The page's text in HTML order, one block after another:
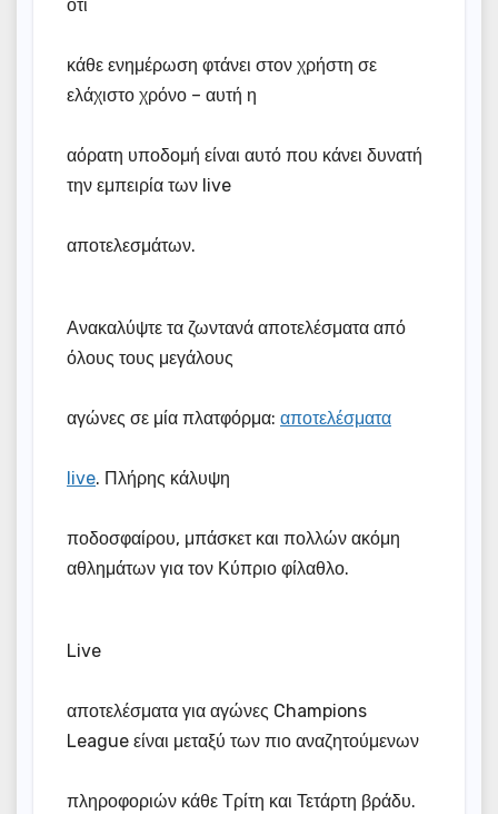
ότι
κάθε ενημέρωση φτάνει στον χρήστη σε
ελάχιστο χρόνο – αυτή η
αόρατη υποδομή είναι αυτό που κάνει δυνατή
την εμπειρία των live
αποτελεσμάτων.
Ανακαλύψτε τα ζωντανά αποτελέσματα από
όλους τους μεγάλους
αγώνες σε μία πλατφόρμα: αποτελέσματα
live. Πλήρης κάλυψη
ποδοσφαίρου, μπάσκετ και πολλών ακόμη
αθλημάτων για τον Κύπριο φίλαθλο.
Live
αποτελέσματα για αγώνες Champions
League είναι μεταξύ των πιο αναζητούμενων
πληροφοριών κάθε Τρίτη και Τετάρτη βράδυ.